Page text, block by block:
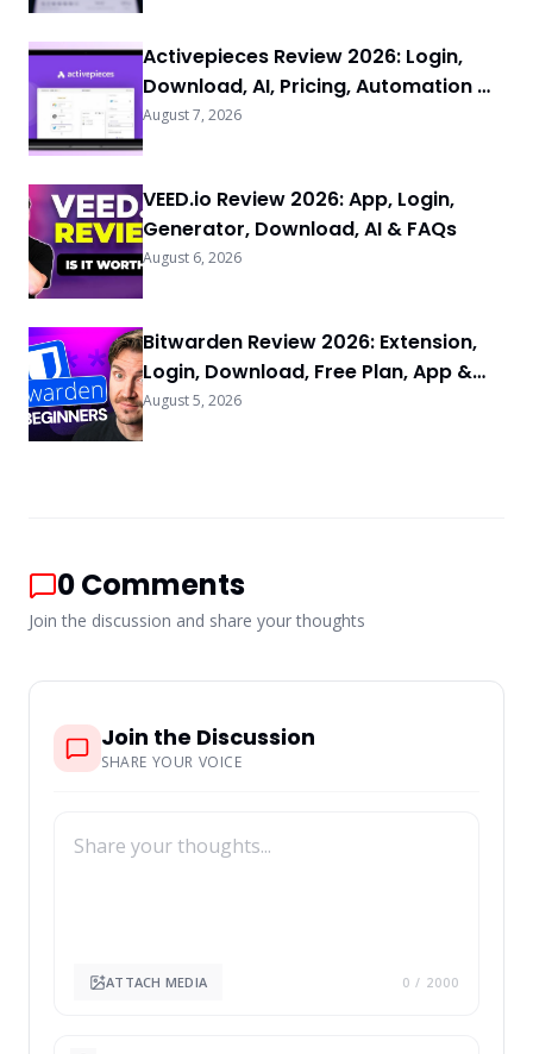
Activepieces Review 2026: Login,
Download, AI, Pricing, Automation &
FAQs
August 7, 2026
VEED.io Review 2026: App, Login,
Generator, Download, AI & FAQs
August 6, 2026
Bitwarden Review 2026: Extension,
Login, Download, Free Plan, App &
FAQs
August 5, 2026
0Comments
Join the discussion and share your thoughts
Join the Discussion
SHARE YOUR VOICE
ATTACH MEDIA 0 / 2000